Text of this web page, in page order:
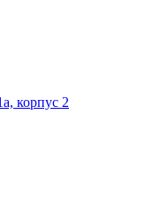
корпус 2